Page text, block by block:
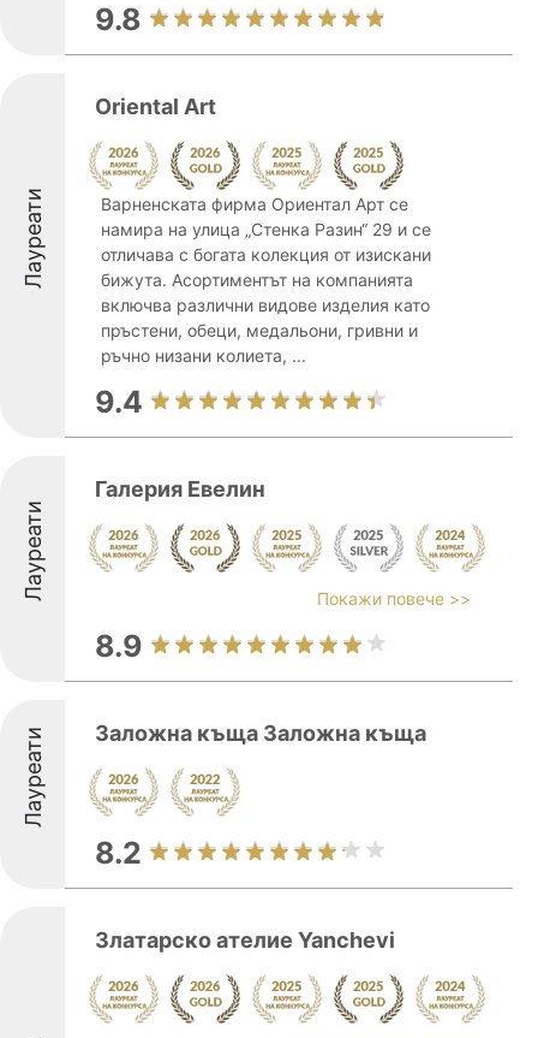
9.8
Лауреати
Oriental Art
Варненската фирма Ориентал Арт се
намира на улица „Стенка Разин“ 29 и се
отличава с богата колекция от изискани
бижута. Асортиментът на компанията
включва различни видове изделия като
пръстени, обеци, медальони, гривни и
ръчно низани колиета, ...
9.4
Лауреати
Галерия Евелин
Покажи повече >>
8.9
Лауреати Заложна къща Заложна къща
8.2
Златарско ателие Yanchevi